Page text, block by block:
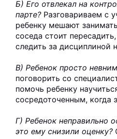
Б) Его отвлекал на
парте? Разговариваем с
ребенку мешают
соседа стоит
следить за дисциплиной
В) Ребенок просто
поговорить со
помочь ребенку
сосредоточенным, когда
Г) Ребенок неправильно
это ему снизили оценку?